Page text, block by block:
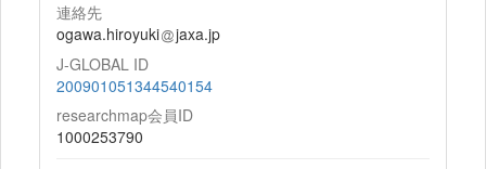
連絡先
ogawa.hiroyuki
jaxa.jp
J-GLOBAL ID
200901051344540154
researchmap会員ID
1000253790